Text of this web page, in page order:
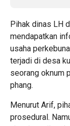
Pihak dinas LH
mendapatkan
usaha
terjadi di desa
seorang oknum
phang.
Menurut Arif,
prosedural.